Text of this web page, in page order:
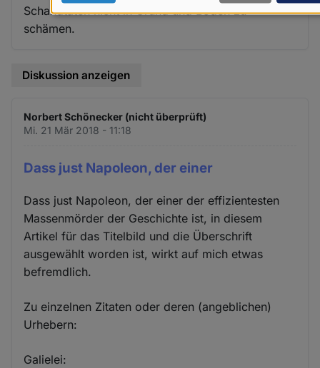
Schandtaten nicht in Grund und Boden zu
schämen.
Diskussion anzeigen
Norbert Schönecker (nicht überprüft)
Mi. 21 Mär 2018 - 11:18
Dass just Napoleon, der einer
Dass just Napoleon, der einer der effizientesten
Massenmörder der Geschichte ist, in diesem
Artikel für das Titelbild und die Überschrift
ausgewählt worden ist, wirkt auf mich etwas
befremdlich.
Zu einzelnen Zitaten oder deren (angeblichen)
Urhebern:
Galielei:
Daten
und